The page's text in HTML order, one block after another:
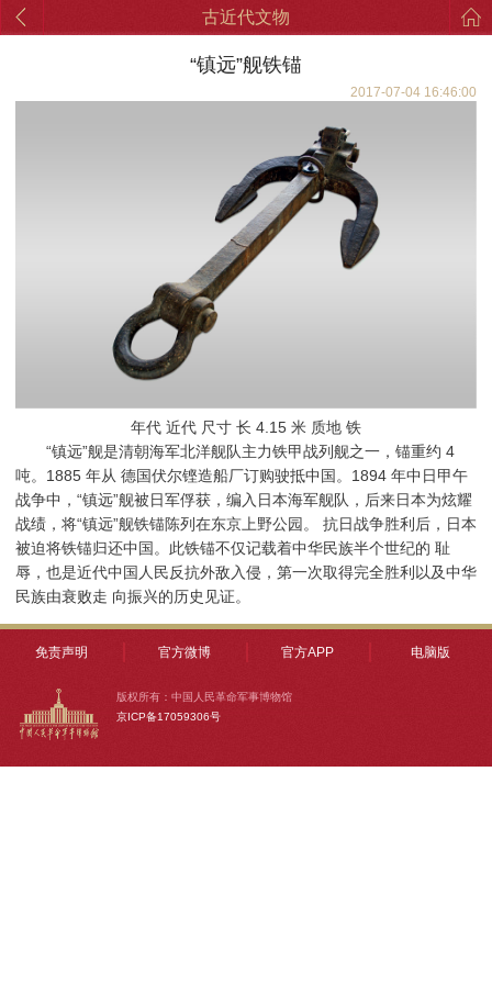
古近代文物
“镇远”舰铁锚
2017-07-04 16:46:00
年代 近代 尺寸 长 4.15 米 质地 铁
“镇远”舰是清朝海军北洋舰队主力铁甲战列舰之一，锚重约 4
吨。1885 年从 德国伏尔铿造船厂订购驶抵中国。1894 年中日甲午
战争中，“镇远”舰被日军俘获，编入日本海军舰队，后来日本为炫耀
战绩，将“镇远”舰铁锚陈列在东京上野公园。 抗日战争胜利后，日本
被迫将铁锚归还中国。此铁锚不仅记载着中华民族半个世纪的 耻
辱，也是近代中国人民反抗外敌入侵，第一次取得完全胜利以及中华
民族由衰败走 向振兴的历史见证。
免责声明 官方微博 官方APP 电脑版
版权所有：中国人民革命军事博物馆
京ICP备17059306号